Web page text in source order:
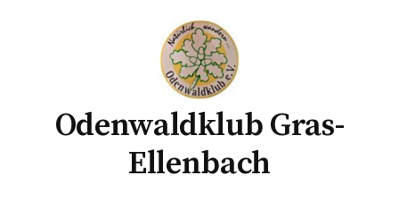
Odenwaldklub Gras-
Ellenbach